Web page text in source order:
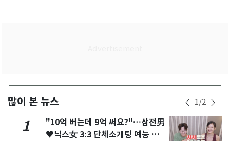
많이 본 뉴스 1/2
1
"10억 버는데 9억 써요?"…삼전男
♥닉스女 3:3 단체소개팅 예능 화